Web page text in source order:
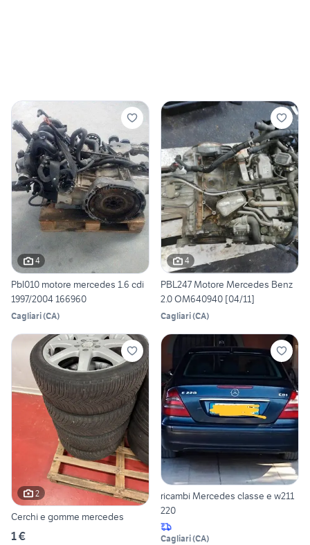
4
Pbl010 motore mercedes 1.6 cdi
1997/2004 166960
Cagliari(CA)
4
PBL247 Motore Mercedes Benz
2.0 OM640940 [04/11]
Cagliari(CA)
2
Cerchi e gomme mercedes
1 €
ricambi Mercedes classe e w211
220
Cagliari(CA)